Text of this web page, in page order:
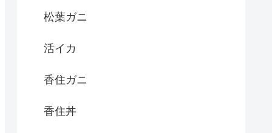
松葉ガニ
活イカ
香住ガニ
香住丼